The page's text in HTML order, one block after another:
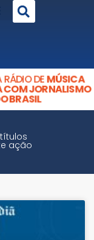
RÁDIO DEMÚSICA
COM JORNALISMO
BRASIL
ação